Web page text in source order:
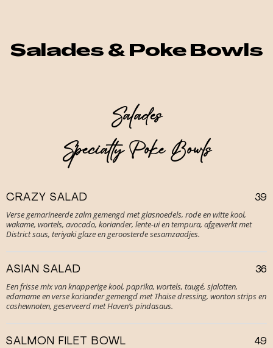
Salades & Poke Bowls
Salades
Specialty Poke Bowls
CRAZY SALAD 39
Verse gemarineerde zalm gemengd met glasnoedels, rode en witte kool,
wakame, wortels, avocado, koriander, lente-ui en tempura, afgewerkt met
District saus, teriyaki glaze en geroosterde sesamzaadjes.
ASIAN SALAD 36
Een frisse mix van knapperige kool, paprika, wortels, taugé, sjalotten,
edamame en verse koriander gemengd met Thaise dressing, wonton strips en
cashewnoten, geserveerd met Haven’s pindasaus.
SALMON FILET BOWL 49